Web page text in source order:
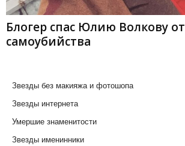
Блогер спас Юлию Волкову от
самоубийства
Звезды без макияжа и фотошопа
Звезды интернета
Умершие знаменитости
Звезды именинники